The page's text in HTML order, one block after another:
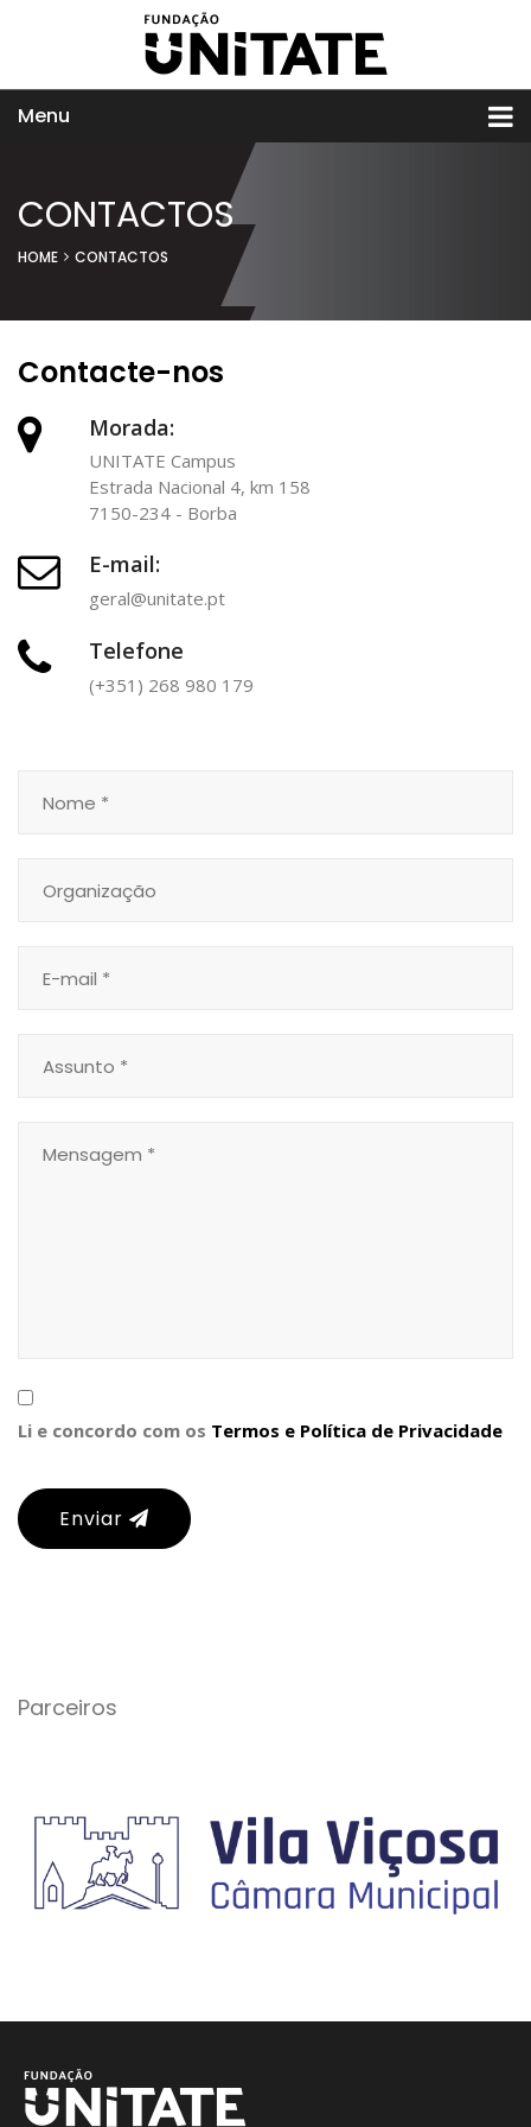
Menu
CONTACTOS
HOME CONTACTOS
Contacte-nos
Morada:
UNITATE Campus
Estrada Nacional 4, km 158
7150-234 - Borba
E-mail:
geral@unitate.pt
Telefone
(+351) 268 980 179
Li e concordo com os Termos e Política de Privacidade
Enviar
Parceiros